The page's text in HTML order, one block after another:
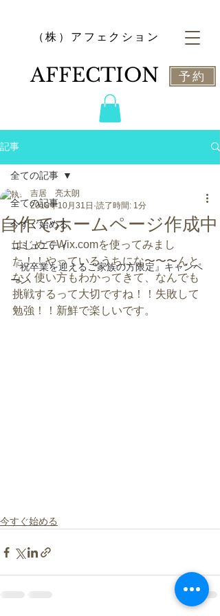
​（株）アフェクション
​AFFECTION 予約
記事
全ての記事
今すぐ始める
コミュニティ
『祝卒業を迎えるご家族の方限定』キャンペ
ーン
全ての記事
自作でホームページ作成中
吉居 亮太朗
2018年10月31日 読了時間: 1分
はじめてWix.comを使ってみまし
た！！やっているうちにな〜〜〜んと
なく使い方もわかってきて、なんでも
挑戦するって大切ですね！！失敗して
勉強！！新鮮で楽しいです。
今すぐ始める